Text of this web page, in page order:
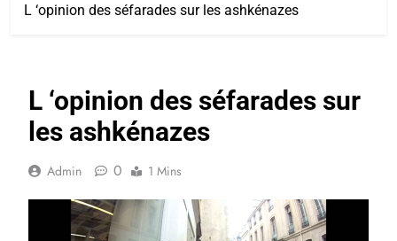
L ‘opinion des séfarades sur les ashkénazes
L ‘opinion des séfarades sur
les ashkénazes
Admin 0 1 Mins